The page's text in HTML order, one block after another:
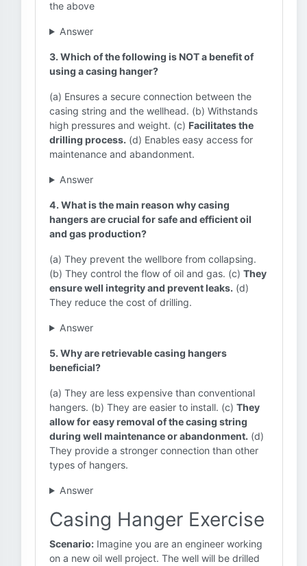
the above
Answer
3. Which of the following is NOT a benefit of
using a casing hanger?
(a) Ensures a secure connection between the
casing string and the wellhead. (b) Withstands
high pressures and weight. (c) Facilitates the
drilling process. (d) Enables easy access for
maintenance and abandonment.
Answer
4. What is the main reason why casing
hangers are crucial for safe and efficient oil
and gas production?
(a) They prevent the wellbore from collapsing.
(b) They control the flow of oil and gas. (c) They
ensure well integrity and prevent leaks. (d)
They reduce the cost of drilling.
Answer
5. Why are retrievable casing hangers
beneficial?
(a) They are less expensive than conventional
hangers. (b) They are easier to install. (c) They
allow for easy removal of the casing string
during well maintenance or abandonment. (d)
They provide a stronger connection than other
types of hangers.
Answer
Casing Hanger Exercise
Scenario: Imagine you are an engineer working
on a new oil well project. The well will be drilled